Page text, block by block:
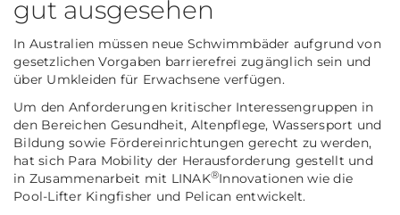
gut ausgesehen
In Australien müssen neue Schwimmbäder aufgrund von
gesetzlichen Vorgaben barrierefrei zugänglich sein und
über Umkleiden für Erwachsene verfügen.
Um den Anforderungen kritischer Interessengruppen in
den Bereichen Gesundheit, Altenpflege, Wassersport und
Bildung sowie Fördereinrichtungen gerecht zu werden,
hat sich Para Mobility der Herausforderung gestellt und
in Zusammenarbeit mit LINAK®Innovationen wie die
Pool-Lifter Kingfisher und Pelican entwickelt.